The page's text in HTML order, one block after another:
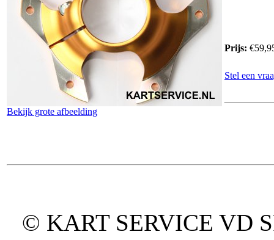
Bekijk grote afbeelding
Prijs:
Stel een
© KART SERVICE VD